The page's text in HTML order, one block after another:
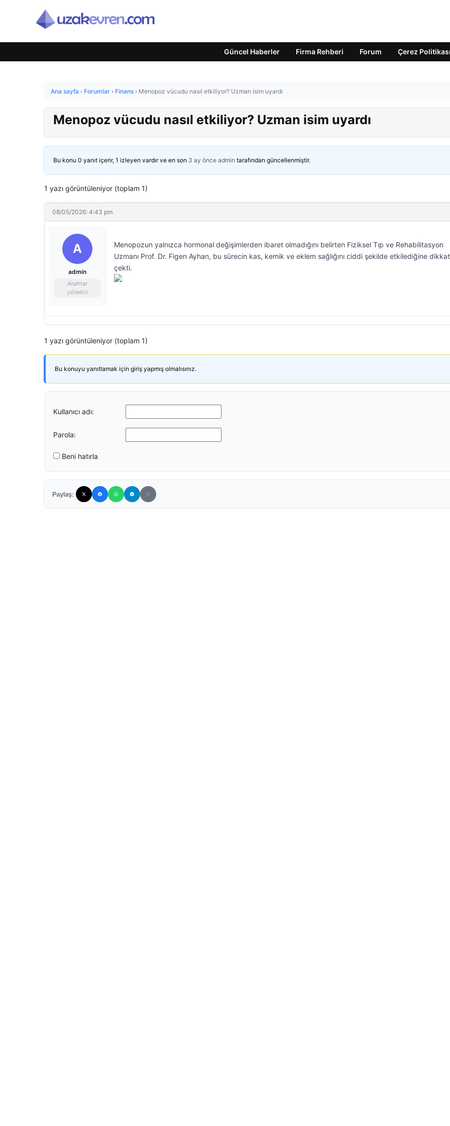
Güncel Haberler Firma Rehberi Forum Çerez Politikası
Ana sayfa › Forumlar › Finans › Menopoz vücudu nasıl etkiliyor? Uzman isim uyardı
Menopoz vücudu nasıl etkiliyor? Uzman isim uyardı
Bu konu 0 yanıt içerir, 1 izleyen vardır ve en son 3 ay önce admin tarafından güncellenmiştir.
1 yazı görüntüleniyor (toplam 1)
08/05/2026: 4:43 pm
A
admin
Anahtar
yönetici
Menopozun yalnızca hormonal değişimlerden ibaret olmadığını belirten Fiziksel Tıp ve Rehabilitasyon
Uzmanı Prof. Dr. Figen Ayhan, bu sürecin kas, kemik ve eklem sağlığını ciddi şekilde etkilediğine dikkat
çekti.
1 yazı görüntüleniyor (toplam 1)
Bu konuyu yanıtlamak için giriş yapmış olmalısınız.
Kullanıcı adı:
Parola:
Beni hatırla
Paylaş: